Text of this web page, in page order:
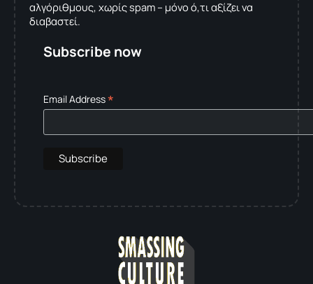
αλγόριθμους, χωρίς spam – μόνο ό,τι αξίζει να
διαβαστεί.
Subscribe now
Email Address*